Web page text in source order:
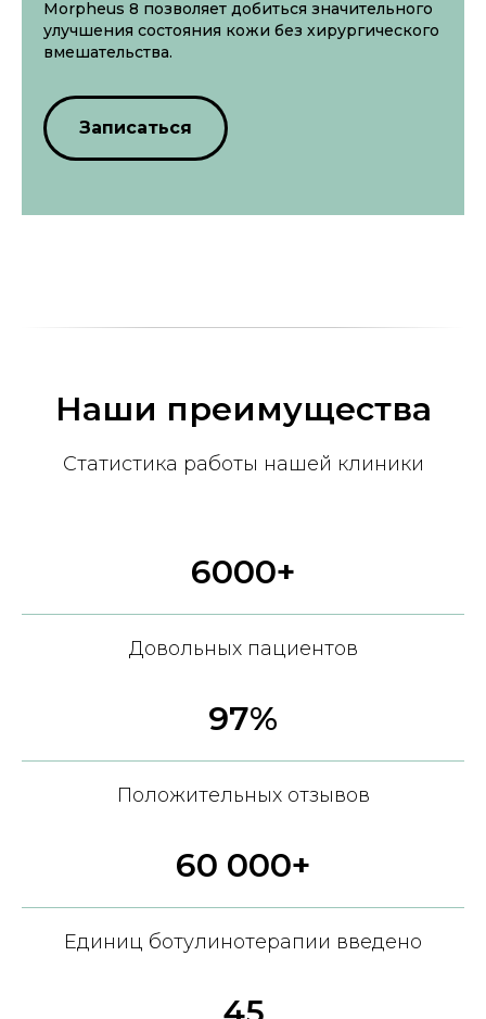
Morpheus 8 позволяет добиться значительного
улучшения состояния кожи без хирургического
вмешательства.
Записаться
Наши преимущества
Статистика работы нашей клиники
6000+
Довольных пациентов
97%
Положительных отзывов
60 000+
Единиц ботулинотерапии введено